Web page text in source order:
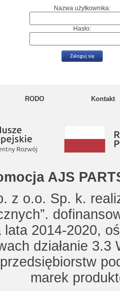
Nazwa użytkownika:
Hasło:
RODO Kontakt
AJS
z o.o. Sp. k.
lata 2014-2020,
działanie
marek